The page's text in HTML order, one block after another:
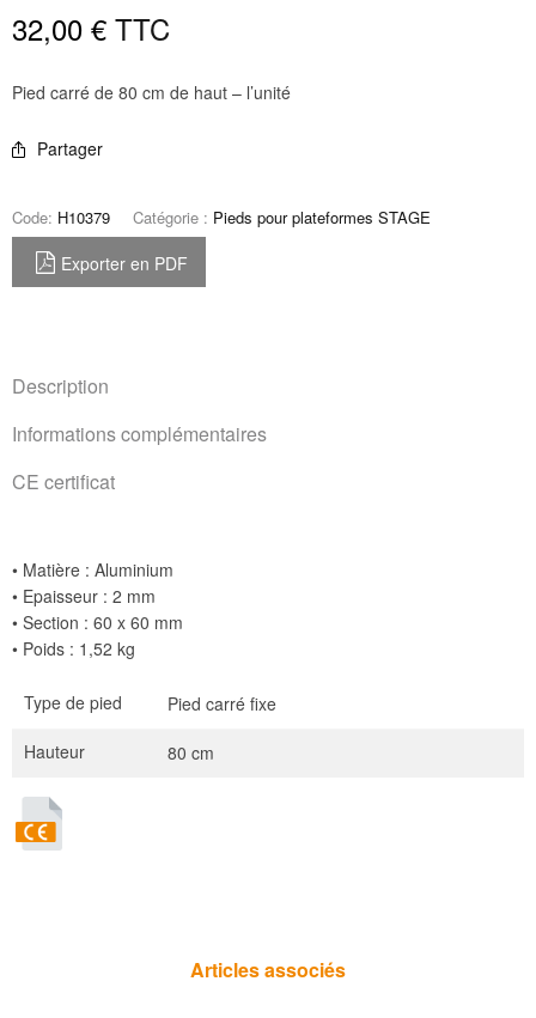
32,00 € TTC
Pied carré de 80 cm de haut – l’unité
Partager
Code: H10379 Catégorie : Pieds pour plateformes STAGE
Exporter en PDF
Description
Informations complémentaires
CE certificat
• Matière : Aluminium
• Epaisseur : 2 mm
• Section : 60 x 60 mm
• Poids : 1,52 kg
Type de pied
Pied carré fixe
Hauteur
80 cm
Articles associés